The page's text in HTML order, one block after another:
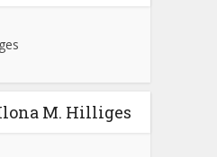
M. Hilliges